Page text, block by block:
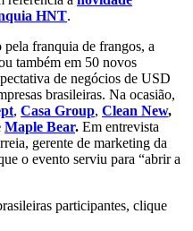
HNT.
franquia de frangos, a
também em 50 novos
de negócios de USD
brasileiras. Na ocasião,
, Casa Group, Clean New,
Maple Bear. Em entrevista
gerente de marketing da
o evento serviu para “abrir a
participantes, clique